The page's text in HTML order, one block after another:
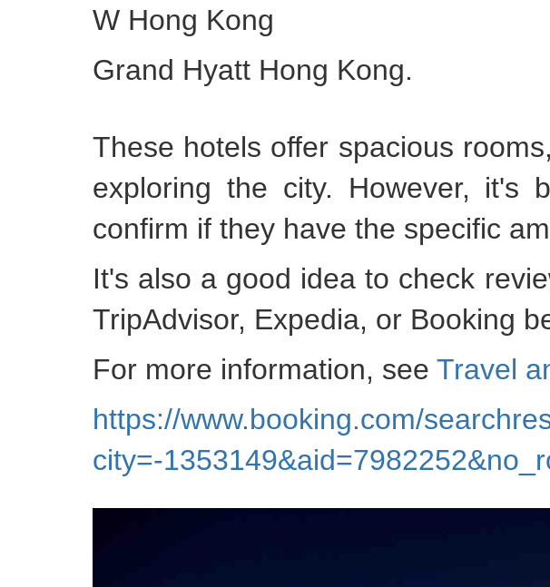
W Hong Kong
Grand Hyatt Hong Kong.
These hotels offer spacious
exploring the city. However, it's
confirm if they have the specific
It's also a good idea to check
TripAdvisor, Expedia, or Booking
For more information, see Travel
https://www.booking.com/
city=-